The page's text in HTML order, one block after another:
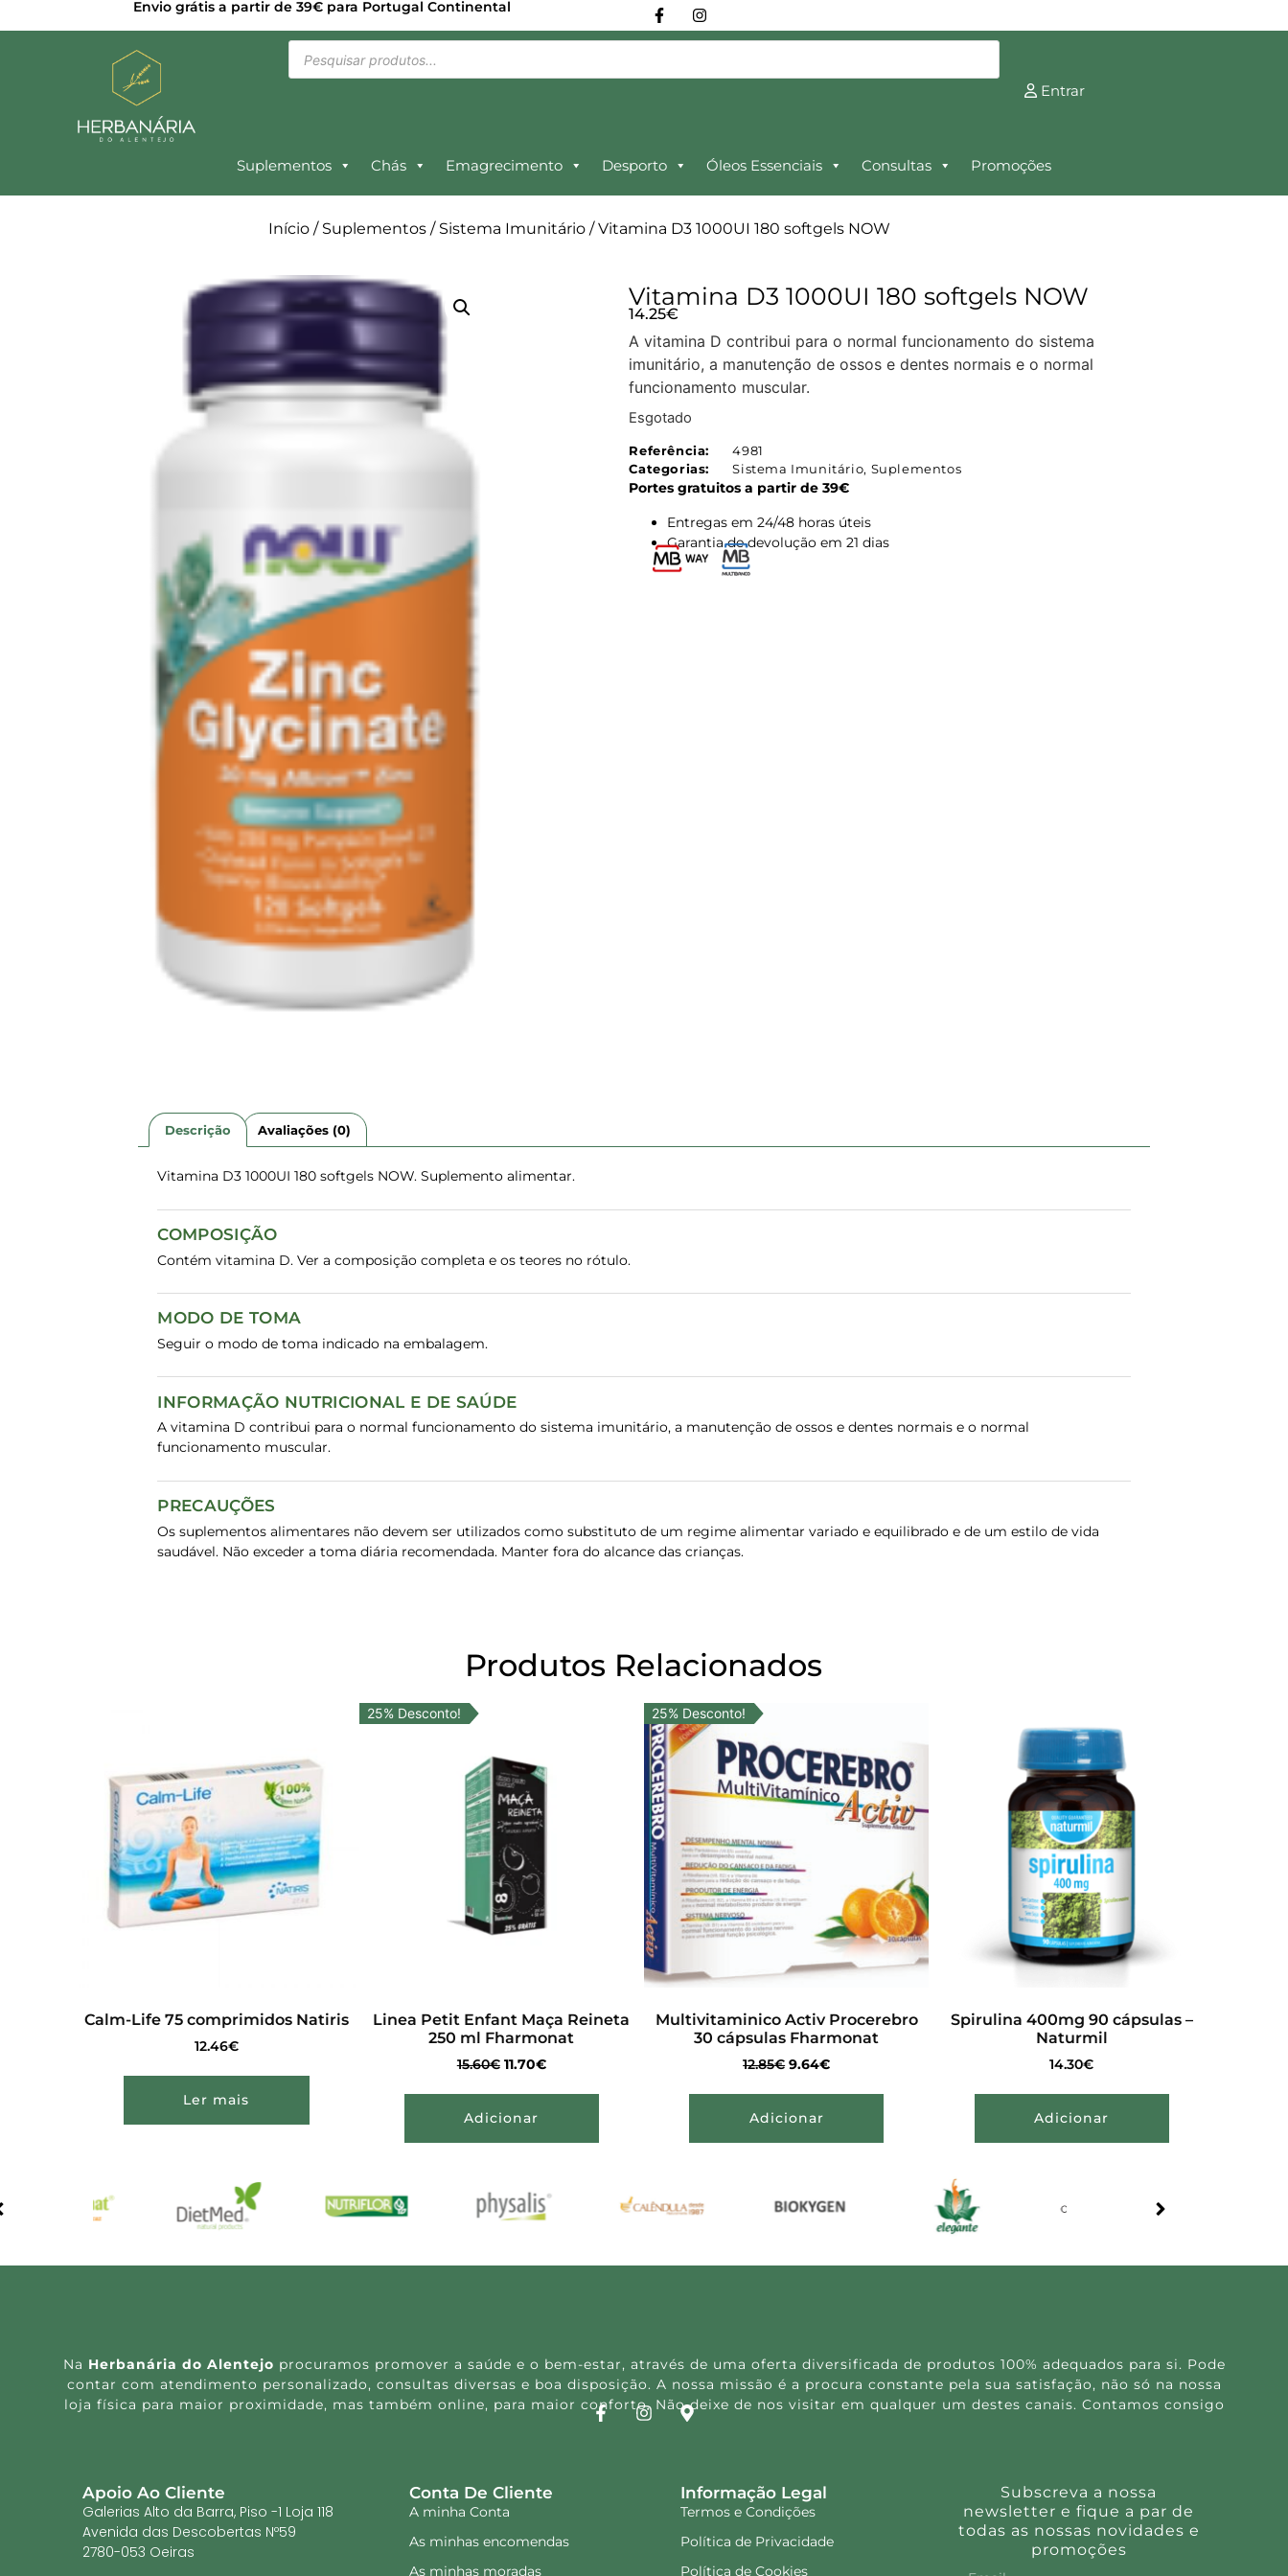
Envio grátis a partir de 39€ para Portugal Continental
Entrar
Suplementos Chás Emagrecimento Desporto Óleos Essenciais Consultas Promoções
Início / Suplementos / Sistema Imunitário / Vitamina D3 1000UI 180 softgels NOW
Vitamina D3 1000UI 180 softgels NOW
14.25€
A vitamina D contribui para o normal funcionamento do sistema
imunitário, a manutenção de ossos e dentes normais e o normal
funcionamento muscular.
Esgotado
Referência:
4981
Categorias:
Sistema Imunitário, Suplementos
Portes gratuitos a partir de 39€
Entregas em 24/48 horas úteis
Garantia de devolução em 21 dias
Descrição Avaliações (0)
Vitamina D3 1000UI 180 softgels NOW. Suplemento alimentar.
COMPOSIÇÃO
Contém vitamina D. Ver a composição completa e os teores no rótulo.
MODO DE TOMA
Seguir o modo de toma indicado na embalagem.
INFORMAÇÃO NUTRICIONAL E DE SAÚDE
A vitamina D contribui para o normal funcionamento do sistema imunitário, a manutenção de ossos e dentes normais e o normal
funcionamento muscular.
PRECAUÇÕES
Os suplementos alimentares não devem ser utilizados como substituto de um regime alimentar variado e equilibrado e de um estilo de vida
saudável. Não exceder a toma diária recomendada. Manter fora do alcance das crianças.
Produtos Relacionados
Calm-Life 75 comprimidos Natiris
12.46€
Ler mais
25% Desconto!
Linea Petit Enfant Maça Reineta
250 ml Fharmonat
15.60€ 11.70€
Adicionar
25% Desconto!
Multivitaminico Activ Procerebro
30 cápsulas Fharmonat
12.85€ 9.64€
Adicionar
Spirulina 400mg 90 cápsulas –
Naturmil
14.30€
Adicionar
Na Herbanária do Alentejo procuramos promover a saúde e o bem-estar, através de uma oferta diversificada de produtos 100% adequados para si. Pode
contar com atendimento personalizado, consultas diversas e boa disposição. A nossa missão é a procura constante pela sua satisfação, não só na nossa
loja física para maior proximidade, mas também online, para maior conforto. Não deixe de nos visitar em qualquer um destes canais. Contamos consigo
Apoio Ao Cliente
Galerias Alto da Barra, Piso -1 Loja 118
Avenida das Descobertas Nº59
2780-053 Oeiras
Conta De Cliente
A minha Conta
As minhas encomendas
As minhas moradas
Informação Legal
Termos e Condições
Política de Privacidade
Política de Cookies
Subscreva a nossa
newsletter e fique a par de
todas as nossas novidades e
promoções